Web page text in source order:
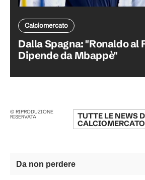
Calciomercato
Dalla Spagna: "Ronaldo al
Dipende da Mbappè"
© RIPRODUZIONE
RISERVATA TUTTE LE NEWS
CALCIOMERCATO
Da non perdere